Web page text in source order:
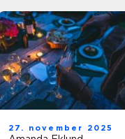
27. november 2025